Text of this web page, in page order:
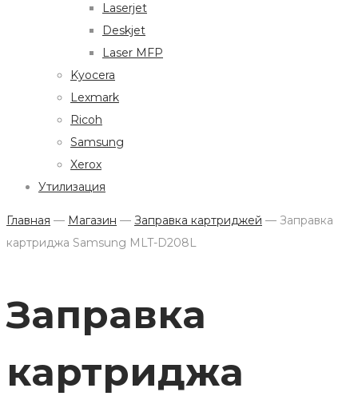
Laserjet
Deskjet
Laser MFP
Kyocera
Lexmark
Ricoh
Samsung
Xerox
Утилизация
Главная — Магазин — Заправка картриджей — Заправка
картриджа Samsung MLT-D208L
Заправка
картриджа